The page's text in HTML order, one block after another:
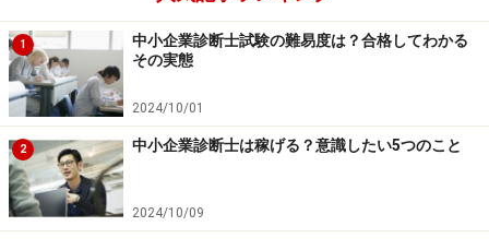
どの設問でどの程度得点すべきかの見極めが不十分であ
っても、結果論として取るべきところを取りこぼすミス
を連発させないような対策を取ることが必要
高得点を狙う必要は全くなく、得点しやすいところを外
さなければ、周りが勝手に落ちていく試験なのです。
1
中小企業診断士試験の難易度は？合格してわかる
その実態
2024/10/01
2 中小企業診断士は稼げる？意識したい5つのこと
2024/10/09